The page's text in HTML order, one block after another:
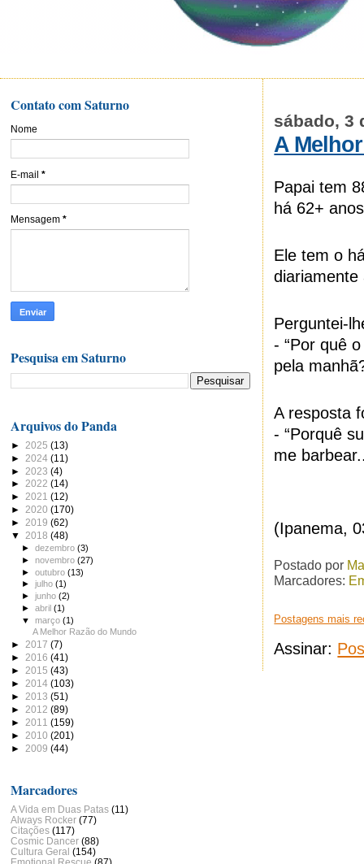
sábado, 3
A
Papai tem
há 62+
Ele tem o
diariamente
Perguntei-
- “Por quê
pela
A resposta
- “Porquê
me
(Ipanema,
Postado por
Marcadores:
Postagens mais
Assinar:
Contato com Saturno
Nome
E-mail *
Mensagem *
Pesquisa em Saturno
Arquivos do Panda
► 2025 (13)
► 2024 (11)
► 2023 (4)
► 2022 (14)
► 2021 (12)
► 2020 (170)
► 2019 (62)
▼ 2018 (48)
►dezembro(3)
►novembro(27)
►outubro(13)
►julho(1)
►junho(2)
►abril(1)
▼março(1)
A Melhor Razão do Mundo
► 2017 (7)
► 2016 (41)
► 2015 (43)
► 2014 (103)
► 2013 (51)
► 2012 (89)
► 2011 (159)
► 2010 (201)
► 2009 (44)
Marcadores
A Vida em Duas Patas (11)
Always Rocker (77)
Citações (117)
Cosmic Dancer (88)
Cultura Geral (154)
Emotional Rescue (87)